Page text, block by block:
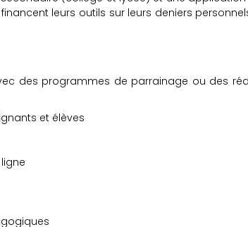
leurs outils sur leurs deniers
des programmes de parrainage ou des
et élèves